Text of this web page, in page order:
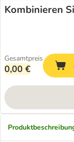
Kombinieren
Gesamtpreis
0,00 €